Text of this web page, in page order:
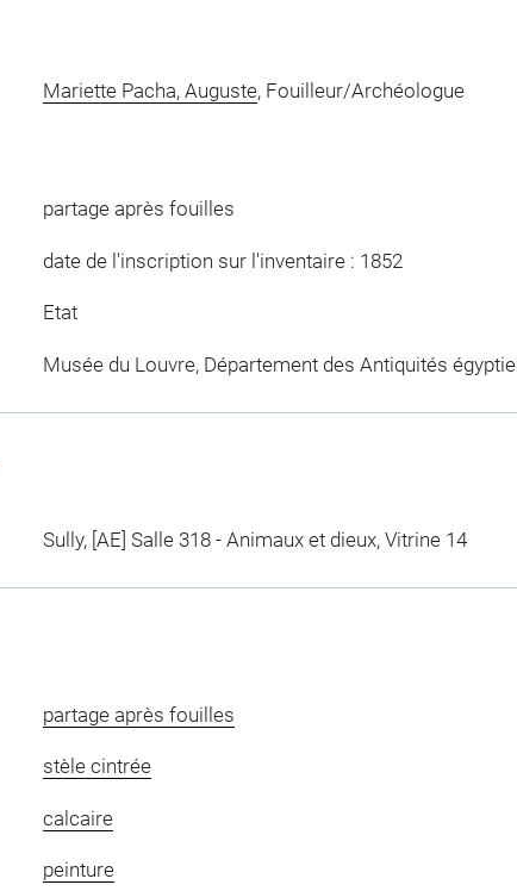
Mariette Pacha, Auguste, Fouilleur/Archéologue
partage après fouilles
date de l'inscription sur l'inventaire : 1852
Etat
Musée du Louvre, Département des Antiquités
Sully, [AE] Salle 318 - Animaux et dieux, Vitrine 14
partage après fouilles
stèle cintrée
calcaire
peinture